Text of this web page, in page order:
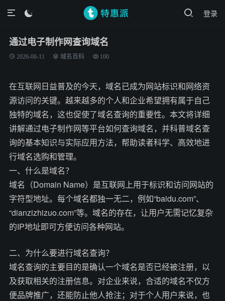
登录

通过电子制作网查询域名
2026-06-11 域名百科 100
在互联网日益普及的今天，域名已成为网站标识和网络资
源访问的关键。越来越多的个人和企业希望拥有属于自己
独特的域名，这也促使了域名查询的重要性。本文将详细
讲解通过电子制作网等平台如何查询域名，并科普域名查
询的基本知识与实际应用方法，帮助读者科学、高效地进
行域名选购和管理。
一、什么是域名？
域名（Domain Name）是互联网上用于标识和访问网站的
字符型地址。每个域名都独一无二，例如“baidu.com”、
“dianzizhizuo.com”等。域名的存在，让用户无需记忆复杂
的IP地址即可方便访问各种网站。
二、为什么要进行域名查询？
域名查询的主要目的是确认一个域名是否已经被注册，以
及获取相关的注册信息。对企业来说，合适的域名不仅方
便品牌推广，还能防止他人抢注；对于个人用户来说，也